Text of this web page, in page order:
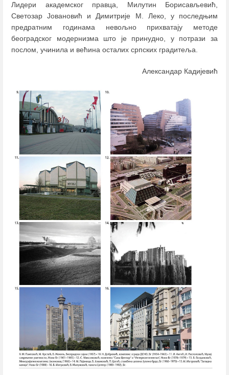
Лидери академског правца, Милутин Борисављевић,
Светозар Јовановић и Димитрије М. Леко, у последњим
предратним годинама невољно прихватају методе
београдског модернизма што је принудно, у потрази за
послом, учинила и већина осталих српских градитеља.
Александар Кадијевић